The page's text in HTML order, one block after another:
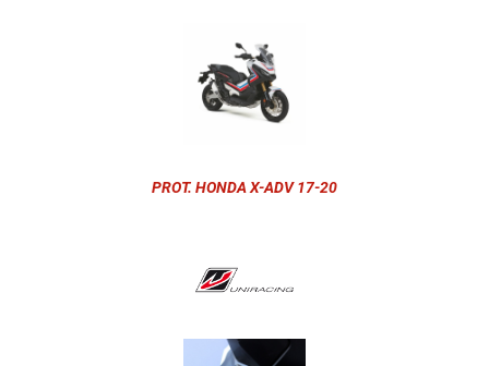
PROT. HONDA X-ADV 17-20